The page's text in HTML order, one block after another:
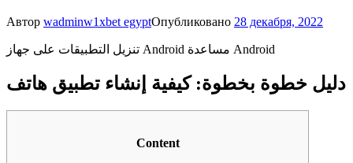
Автор wadminw1xbet egyptОпубликовано 28 декабря, 2022
تنزيل التطبيقات على جهاز Android مساعدة Android
دليل خطوة بخطوة: كيفية إنشاء تطبيق هاتف
Content